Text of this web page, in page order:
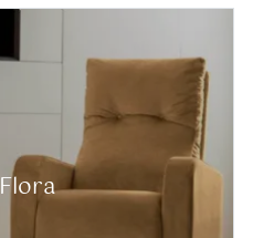
Flora